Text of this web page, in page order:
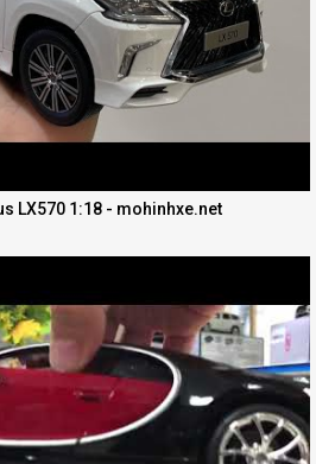
LX570 1:18 - mohinhxe.net